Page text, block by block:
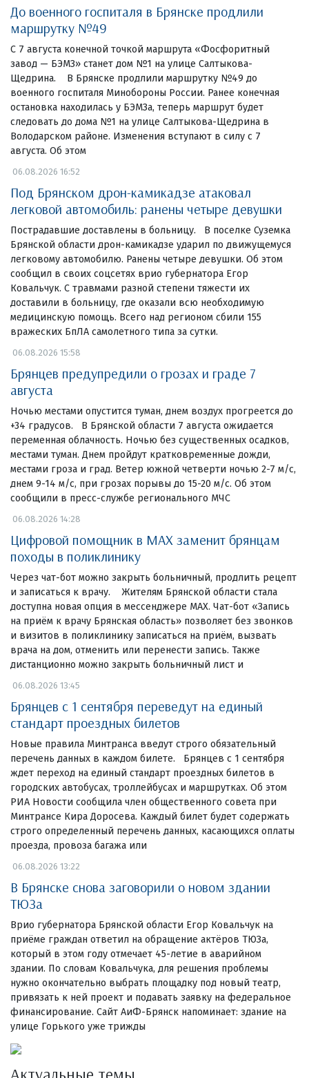
До военного госпиталя в Брянске продлили
маршрутку №49
С 7 августа конечной точкой маршрута «Фосфоритный
завод — БЭМЗ» станет дом №1 на улице Салтыкова-
Щедрина. В Брянске продлили маршрутку №49 до
военного госпиталя Минобороны России. Ранее конечная
остановка находилась у БЭМЗа, теперь маршрут будет
следовать до дома №1 на улице Салтыкова-Щедрина в
Володарском районе. Изменения вступают в силу с 7
августа. Об этом
06.08.2026 16:52
Под Брянском дрон-камикадзе атаковал
легковой автомобиль: ранены четыре девушки
Пострадавшие доставлены в больницу. В поселке Суземка
Брянской области дрон-камикадзе ударил по движущемуся
легковому автомобилю. Ранены четыре девушки. Об этом
сообщил в своих соцсетях врио губернатора Егор
Ковальчук. С травмами разной степени тяжести их
доставили в больницу, где оказали всю необходимую
медицинскую помощь. Всего над регионом сбили 155
вражеских БпЛА самолетного типа за сутки.
06.08.2026 15:58
Брянцев предупредили о грозах и граде 7
августа
Ночью местами опустится туман, днем воздух прогреется до
+34 градусов. В Брянской области 7 августа ожидается
переменная облачность. Ночью без существенных осадков,
местами туман. Днем пройдут кратковременные дожди,
местами гроза и град. Ветер южной четверти ночью 2-7 м/с,
днем 9-14 м/с, при грозах порывы до 15-20 м/с. Об этом
сообщили в пресс-службе регионального МЧС
06.08.2026 14:28
Цифровой помощник в MAX заменит брянцам
походы в поликлинику
Через чат-бот можно закрыть больничный, продлить рецепт
и записаться к врачу. Жителям Брянской области стала
доступна новая опция в мессенджере MAX. Чат-бот «Запись
на приём к врачу Брянская область» позволяет без звонков
и визитов в поликлинику записаться на приём, вызвать
врача на дом, отменить или перенести запись. Также
дистанционно можно закрыть больничный лист и
06.08.2026 13:45
Брянцев с 1 сентября переведут на единый
стандарт проездных билетов
Новые правила Минтранса введут строго обязательный
перечень данных в каждом билете. Брянцев с 1 сентября
ждет переход на единый стандарт проездных билетов в
городских автобусах, троллейбусах и маршрутках. Об этом
РИА Новости сообщила член общественного совета при
Минтрансе Кира Доросева. Каждый билет будет содержать
строго определенный перечень данных, касающихся оплаты
проезда, провоза багажа или
06.08.2026 13:22
В Брянске снова заговорили о новом здании
ТЮЗа
Врио губернатора Брянской области Егор Ковальчук на
приёме граждан ответил на обращение актёров ТЮЗа,
который в этом году отмечает 45-летие в аварийном
здании. По словам Ковальчука, для решения проблемы
нужно окончательно выбрать площадку под новый театр,
привязать к ней проект и подавать заявку на федеральное
финансирование. Сайт АиФ-Брянск напоминает: здание на
улице Горького уже трижды
Актуальные темы